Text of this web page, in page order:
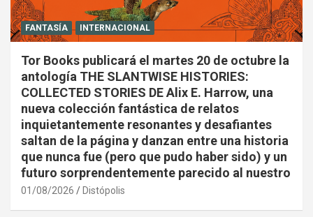
FANTASÍA INTERNACIONAL
Tor Books publicará el martes 20 de octubre la
antología THE SLANTWISE HISTORIES:
COLLECTED STORIES DE Alix E. Harrow, una
nueva colección fantástica de relatos
inquietantemente resonantes y desafiantes
saltan de la página y danzan entre una historia
que nunca fue (pero que pudo haber sido) y un
futuro sorprendentemente parecido al nuestro
01/08/2026 Distópolis